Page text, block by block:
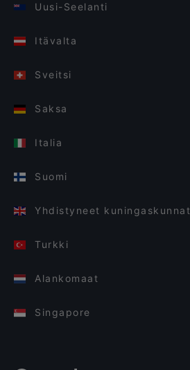
Uusi-Seelanti
Itävalta
Sveitsi
Saksa
Italia
Suomi
Yhdistyneet kuningaskunnat
Turkki
Alankomaat
Singapore